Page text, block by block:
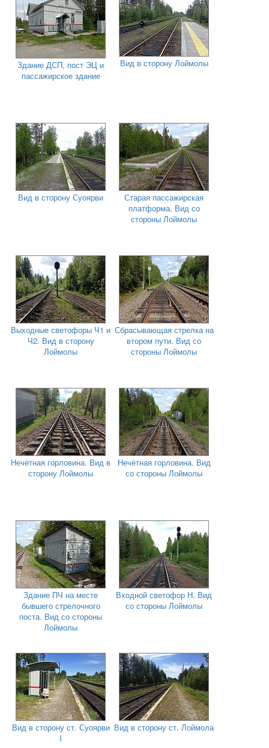
Здание ДСП, пост ЭЦ и
пассажирское здание
Вид в сторону Лоймолы
Вид в сторону Суоярви
Старая пассажирская
платформа. Вид со
стороны Лоймолы
Выходные светофоры Ч1 и
Ч2. Вид в сторону
Лоймолы
Сбрасывающая стрелка на
втором пути. Вид со
стороны Лоймолы
Нечётная горловина. Вид в
сторону Лоймолы
Нечётная горловина. Вид
со стороны Лоймолы
Здание ПЧ на месте
бывшего стрелочного
поста. Вид со стороны
Лоймолы
Входной светофор Н. Вид
со стороны Лоймолы
Вид в сторону ст. Суоярви
I
Вид в сторону ст. Лоймола